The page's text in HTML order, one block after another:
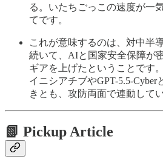
る。いたちごっこの速度が一
てです。
これが意味するのは、対中半
続いて、AIと国家安全保障が
ギアを上げたということです
イニシアチブやGPT-5.5-
きとも、攻防両面で連動してい
📗 Pickup Article